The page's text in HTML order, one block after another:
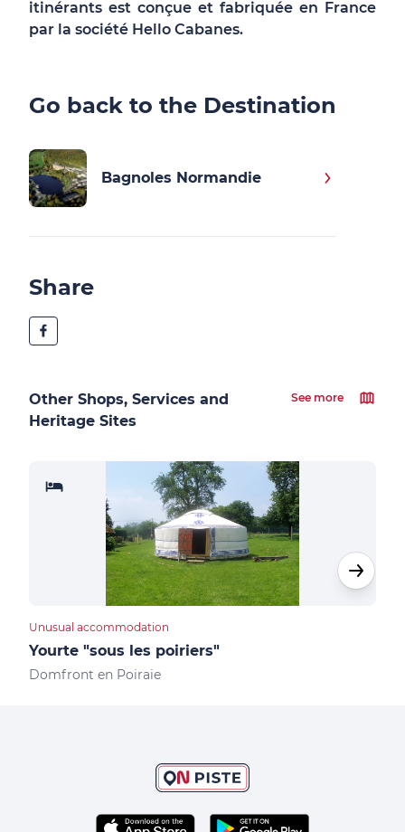
itinérants est conçue et fabriquée en France
par la société Hello Cabanes.
Go back to the Destination
Bagnoles Normandie
Share
Other Shops, Services and
Heritage Sites
See more
Unusual accommodation
Yourte "sous les poiriers"
Domfront en Poiraie